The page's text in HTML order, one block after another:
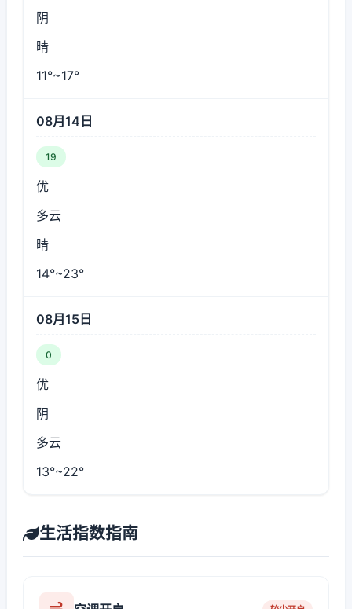
阴
晴
11°~17°
08月14日
19
优
多云
晴
14°~23°
08月15日
0
优
阴
多云
13°~22°
生活指数指南